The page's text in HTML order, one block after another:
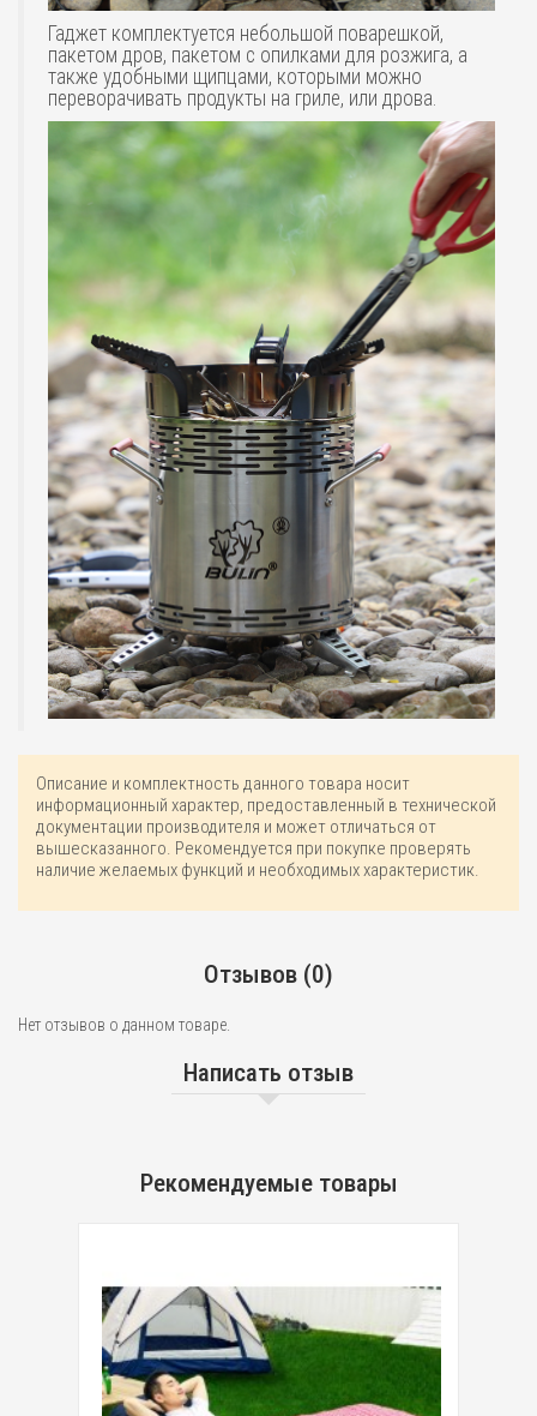
Гаджет комплектуется небольшой поварешкой,
пакетом дров, пакетом с опилками для розжига, а
также удобными щипцами, которыми можно
переворачивать продукты на гриле, или дрова.
Описание и комплектность данного товара носит
информационный характер, предоставленный в технической
документации производителя и может отличаться от
вышесказанного. Рекомендуется при покупке проверять
наличие желаемых функций и необходимых характеристик.
Отзывов (0)
Нет отзывов о данном товаре.
Написать отзыв
Рекомендуемые товары